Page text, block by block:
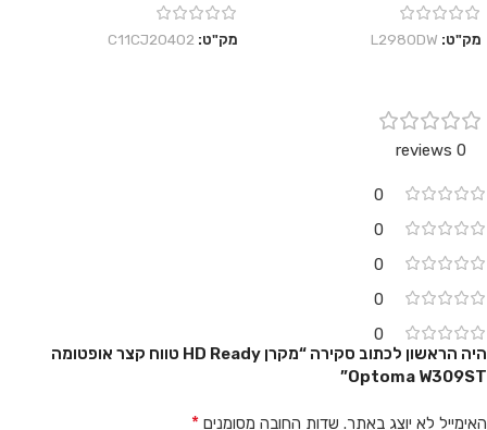
מק"ט: L2980DW מק"ט: C11CJ20402
0 reviews
0
0
0
0
0
היה הראשון לכתוב סקירה “מקרן HD Ready טווח קצר אופטומה
Optoma W309ST”
האימייל לא יוצג באתר. שדות החובה מסומנים *